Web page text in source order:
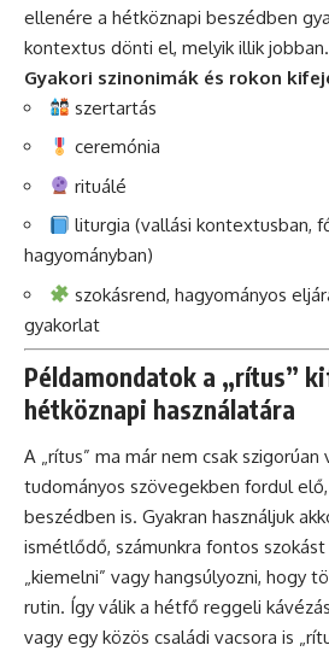
ellenére a hétköznapi beszédben
kontextus dönti el, melyik illik jobban.
Gyakori szinonimák és rokon
szertartás
ceremónia
rituálé
liturgia (vallási kontextusban,
hagyományban)
szokásrend, hagyományos
gyakorlat
Példamondatok a „rítus”
hétköznapi használatára
A „rítus” ma már nem csak szigorúan
tudományos szövegekben fordul
beszédben is. Gyakran használjuk
ismétlődő, számunkra fontos
„kiemelni” vagy hangsúlyozni, hogy
rutin. Így válik a hétfő reggeli
vagy egy közös családi vacsora is